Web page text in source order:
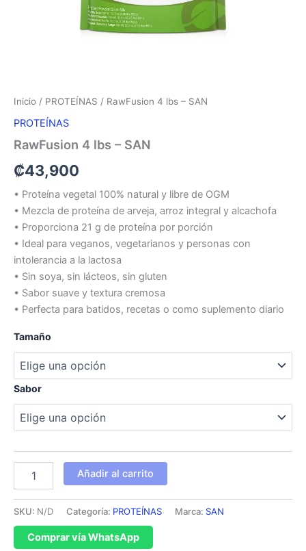
Inicio / PROTEÍNAS / RawFusion 4 lbs – SAN
PROTEÍNAS
RawFusion 4 lbs – SAN
₡43,900
• Proteína vegetal 100% natural y libre de OGM
• Mezcla de proteína de arveja, arroz integral y alcachofa
• Proporciona 21 g de proteína por porción
• Ideal para veganos, vegetarianos y personas con
intolerancia a la lactosa
• Sin soya, sin lácteos, sin gluten
• Sabor suave y textura cremosa
• Perfecta para batidos, recetas o como suplemento diario
Tamaño
Sabor
Añadir al carrito
SKU: N/D Categoría: PROTEÍNAS Marca: SAN
Comprar vía WhatsApp